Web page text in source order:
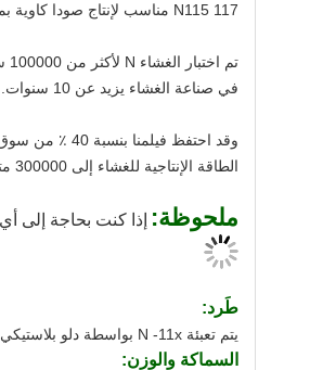
N115 117 مناسب لإنتاج صودا كاوية بمساحة صغيرة.إذا كان الحجم كبيرًا ، فإن N41x هو النوع المثالي.
في صناعة الغشاء يزيد عن 10 سنوات.
وقد احتفظ
الطاقة الإنتاجية للغشاء إلى 300000 متر مربع حتى عام 2013.
ملحوظة: إذا كنت بحاجة إلى
طَرد:
يتم تعبئة N -11x بواسطة دلو بلاستيكي.الحزمة الخاصة يرجى الإشارة.
السماكة والوزن: